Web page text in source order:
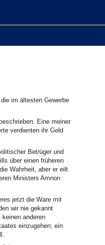
im ältesten Gewerbe
Eine meiner
verdienten ihr Geld
Betrüger und
über einen früheren
Wahrheit, aber er eilt
Ministers Amnon
jetzt die Ware mit
wir nie gekannt
anderen
einzugehen; ein